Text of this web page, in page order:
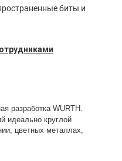
биты и
разработка WURTH.
идеально круглой
цветных металлах,